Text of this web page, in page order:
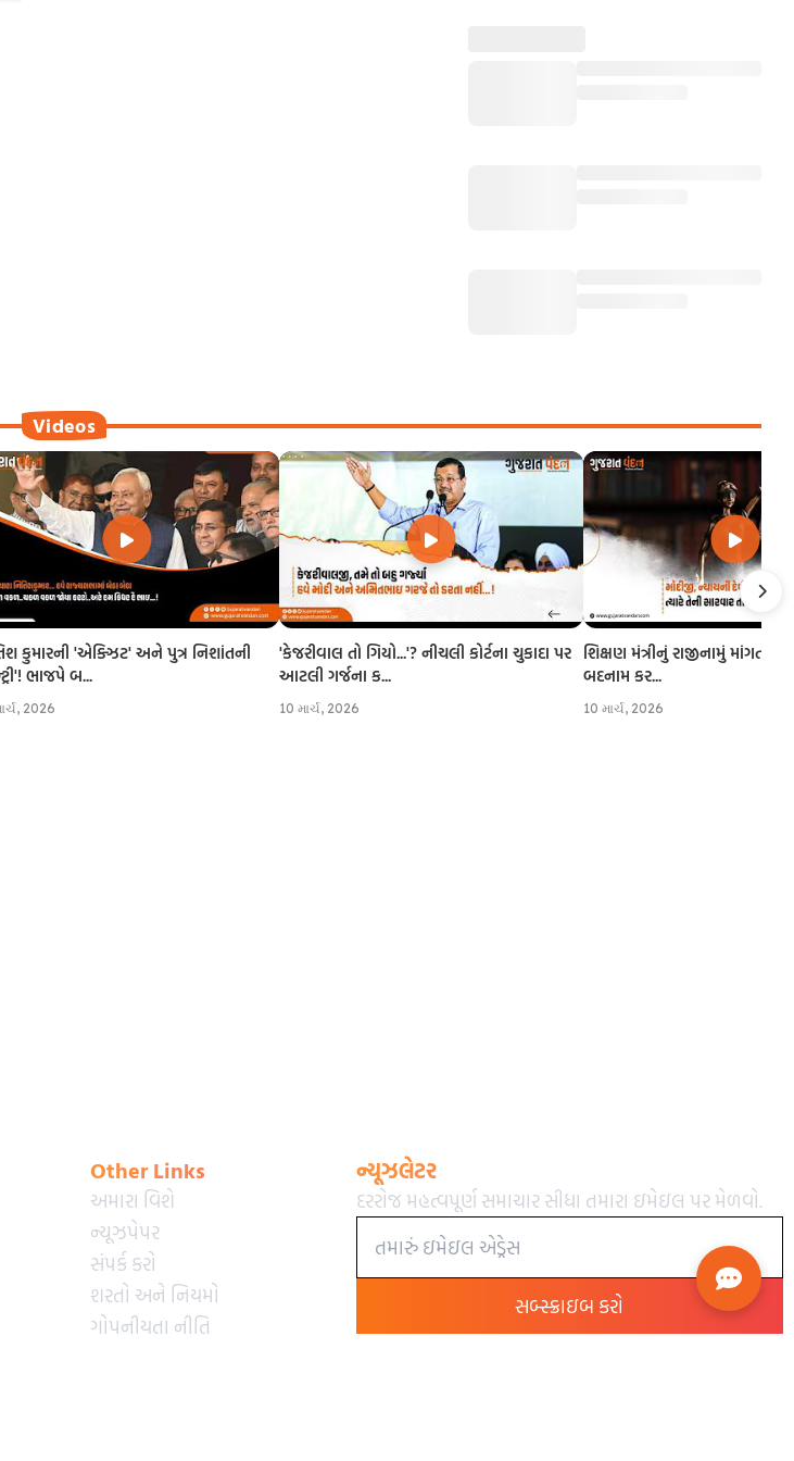
Videos
કુમારની 'એક્ઝિટ' અને પુત્ર નિશાંતની
ભાજપે બ...
2026
'કેજરીવાલ તો ગિયો...'? નીચલી કોર્ટના ચુકાદા પર
આટલી ગર્જના ક...
10 માર્ચ, 2026
શિક્ષણ મંત્રીનું રાજીનામું માંગતા
બદનામ કર...
10 માર્ચ, 2026
Other Links
અમારા વિશે
ન્યૂઝપેપર
સંપર્ક કરો
શરતો અને નિયમો
ગોપનીયતા નીતિ
ન્યૂઝલેટર
દરરોજ મહત્વપૂર્ણ સમાચાર સીધા તમારા ઇમેઇલ પર મેળવો.
સબ્સ્ક્રાઇબ કરો